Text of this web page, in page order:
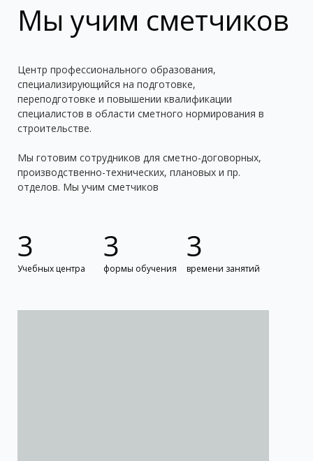
Мы учим сметчиков
3
3
3
времени занятий
формы обучения
Учебных центра
Центр профессионального образования,
специализирующийся на подготовке,
переподготовке и повышении квалификации
специалистов в области сметного нормирования в
строительстве.
Мы готовим сотрудников для сметно-договорных,
производственно-технических, плановых и пр.
отделов. Мы учим сметчиков